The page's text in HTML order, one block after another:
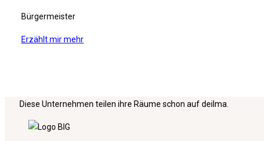
Bürgermeister
Erzählt mir mehr
Diese Unternehmen teilen ihre Räume schon auf deilma.